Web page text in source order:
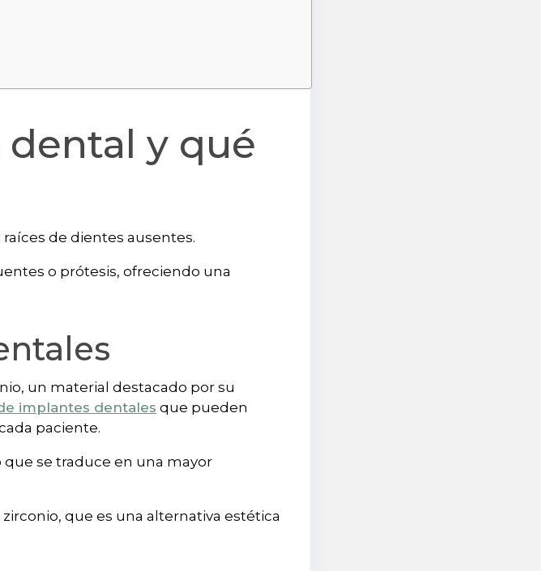
y qué
de dientes ausentes.
o prótesis, ofreciendo una
un material destacado por su
implantes dentales que pueden
paciente.
que se traduce en una mayor
zirconio, que es una alternativa estética